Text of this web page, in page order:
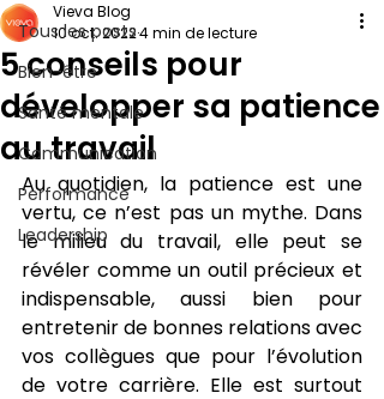
Tous les posts
Bien-être
Santé mentale
Communication
Performance
Leadership
5 conseils pour
développer sa patience
au travail
Vieva Blog
10 oct. 20224 min de lecture
Au quotidien, la patience est une
vertu, ce n’est pas un mythe. Dans
le milieu du travail, elle peut se
révéler comme un outil précieux et
indispensable, aussi bien pour
entretenir de bonnes relations avec
vos collègues que pour l’évolution
de votre carrière. Elle est surtout